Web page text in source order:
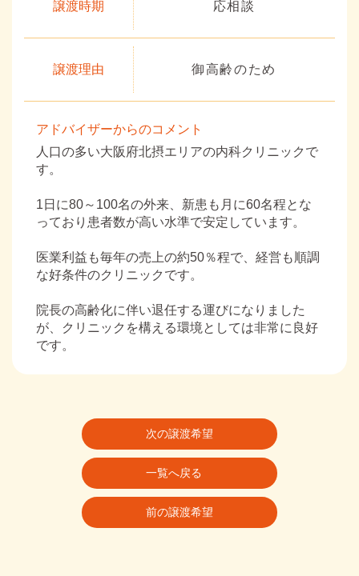
譲渡時期 応相談
譲渡理由 御高齢のため
アドバイザーからのコメント
人口の多い大阪府北摂エリアの内科クリニックで
す。
1日に80～100名の外来、新患も月に60名程とな
っており患者数が高い水準で安定しています。
医業利益も毎年の売上の約50％程で、経営も順調
な好条件のクリニックです。
院長の高齢化に伴い退任する運びになりました
が、クリニックを構える環境としては非常に良好
です。
次の譲渡希望
一覧へ戻る
前の譲渡希望